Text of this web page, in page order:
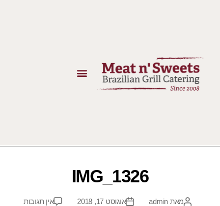
IMG_1326
מאת admin אוגוסט 17, 2018 אין תגובות